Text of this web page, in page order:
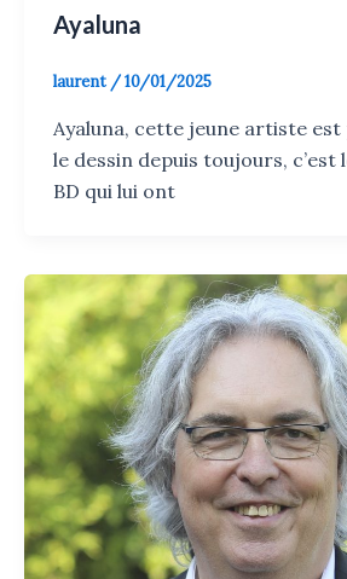
Ayaluna
laurent /10/01/2025
Ayaluna, cette jeune artiste est
le dessin depuis toujours, c’est
BD qui lui ont